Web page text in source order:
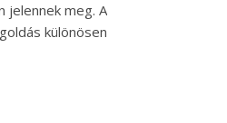
jelennek meg. A
különösen